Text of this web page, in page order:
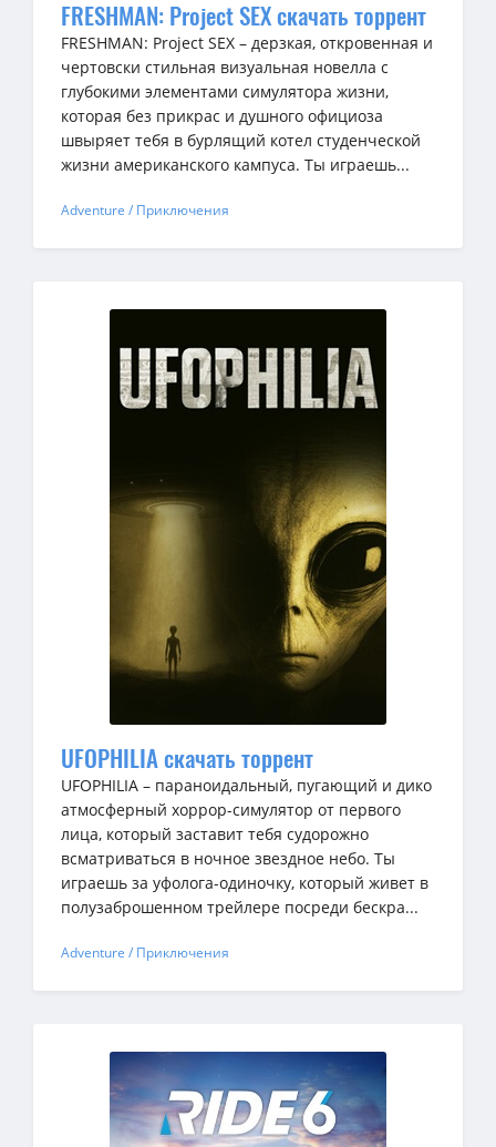
FRESHMAN: Project SEX скачать торрент
FRESHMAN: Project SEX – дерзкая, откровенная и
чертовски стильная визуальная новелла с
глубокими элементами симулятора жизни,
которая без прикрас и душного официоза
швыряет тебя в бурлящий котел студенческой
жизни американского кампуса. Ты играешь...
Adventure / Приключения
UFOPHILIA скачать торрент
UFOPHILIA – параноидальный, пугающий и дико
атмосферный хоррор-симулятор от первого
лица, который заставит тебя судорожно
всматриваться в ночное звездное небо. Ты
играешь за уфолога-одиночку, который живет в
полузаброшенном трейлере посреди бескра...
Adventure / Приключения